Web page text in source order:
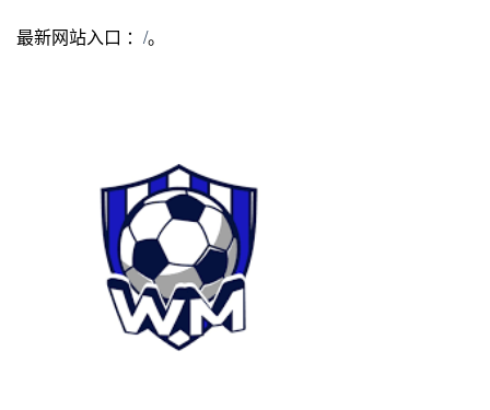
最新网站入口 ： /。